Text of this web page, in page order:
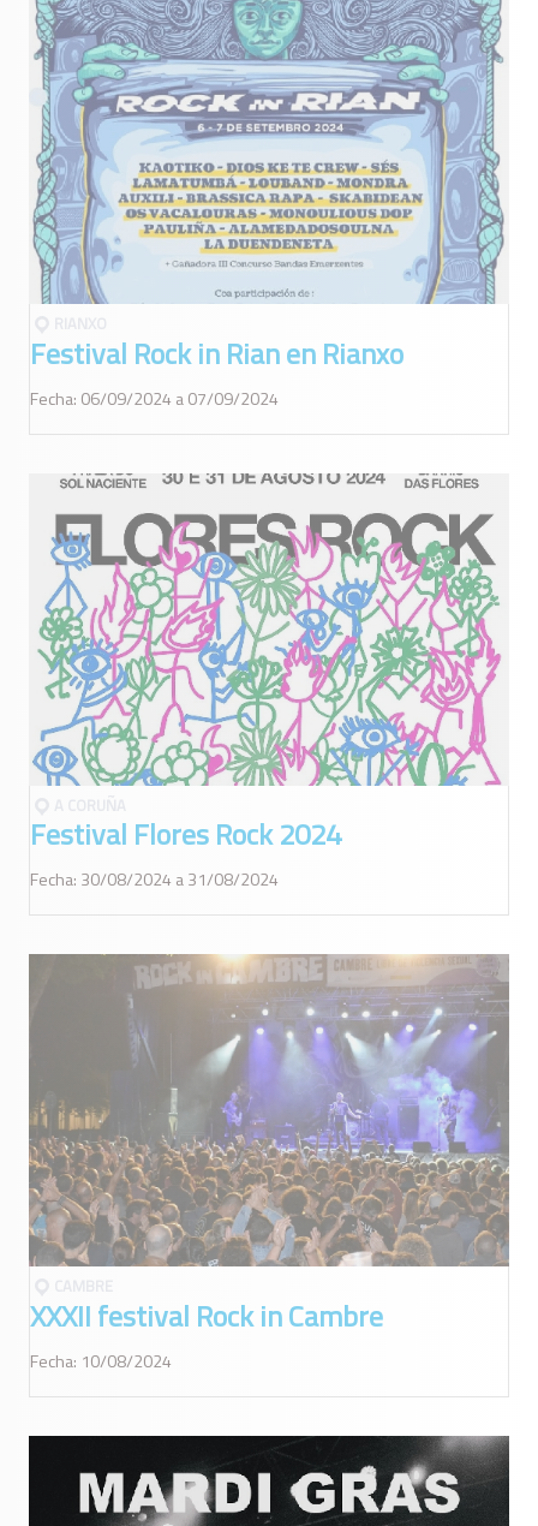
Festival Rock in Rian en Rianxo
Fecha: 06/09/2024 a 07/09/2024
Festival Flores Rock 2024
Fecha: 30/08/2024 a 31/08/2024
XXXII festival Rock in Cambre
Fecha: 10/08/2024